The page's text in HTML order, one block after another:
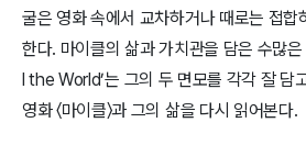
굴은 영화 속에서 교차하거나 때로는 접합
한다. 마이클의 삶과 가치관을 담은 수많은
l the World’는 그의 두 면모를 각각 잘 담
영화 〈마이클〉과 그의 삶을 다시 읽어본다.